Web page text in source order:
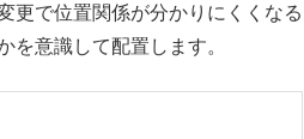
更で位置関係が分かりにくくなる
を意識して配置します。